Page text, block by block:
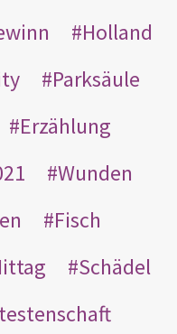
Holland
Parksäule
Erzählung
Wunden
Fisch
Schädel